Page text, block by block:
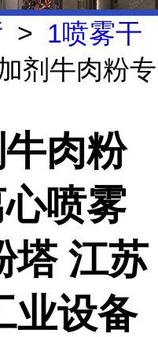
> 1喷雾干
剂牛肉粉专
肉粉
喷雾
塔 江苏
业设备